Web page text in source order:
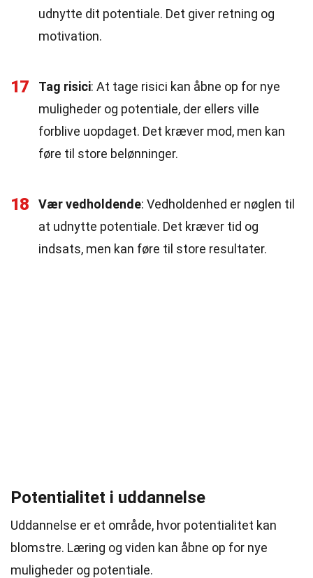
udnytte dit potentiale. Det giver retning og
motivation.
17 Tag risici: At tage risici kan åbne op for nye
muligheder og potentiale, der ellers ville
forblive uopdaget. Det kræver mod, men kan
føre til store belønninger.
18 Vær vedholdende: Vedholdenhed er nøglen til
at udnytte potentiale. Det kræver tid og
indsats, men kan føre til store resultater.
Potentialitet i uddannelse
Uddannelse er et område, hvor potentialitet kan
blomstre. Læring og viden kan åbne op for nye
muligheder og potentiale.